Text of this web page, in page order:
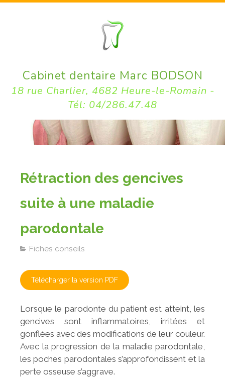
Cabinet dentaire Marc BODSON
18 rue Charlier, 4682 Heure-le-Romain -
Tél: 04/286.47.48
Rétraction des gencives
suite à une maladie
parodontale
Fiches conseils
Télécharger la version PDF
Lorsque le parodonte du patient est atteint, les
gencives sont inflammatoires, irritées et
gonflées avec des modifications de leur couleur.
Avec la progression de la maladie parodontale,
les poches parodontales s’approfondissent et la
perte osseuse s’aggrave.